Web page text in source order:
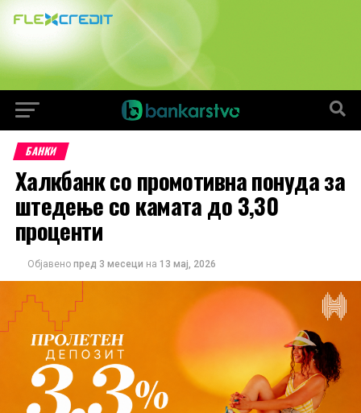
БАНКИ
Халкбанк со промотивна понуда за
штедење со камата до 3,30
проценти
Објавено пред 3 месеци на 13 мај, 2026